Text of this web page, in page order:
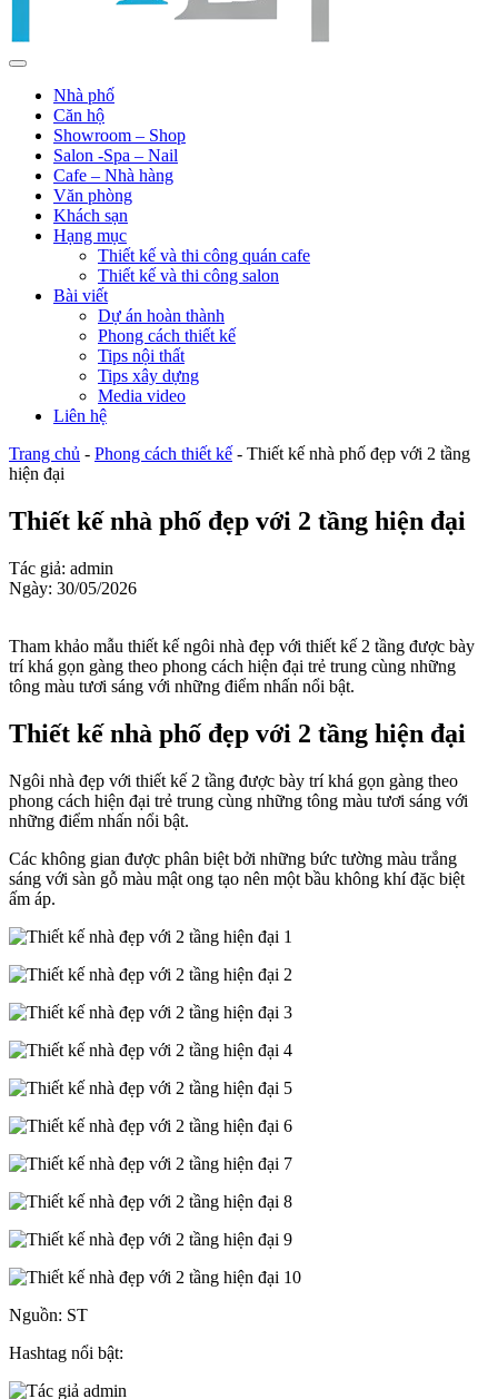
Nhà phố
Căn hộ
Showroom – Shop
Salon -Spa – Nail
Cafe – Nhà hàng
Văn phòng
Khách sạn
Hạng mục
Thiết kế và thi công quán cafe
Thiết kế và thi công salon
Bài viết
Dự án hoàn thành
Phong cách thiết kế
Tips nội thất
Tips xây dựng
Media video
Liên hệ
Trang chủ - Phong cách thiết kế - Thiết kế nhà phố đẹp với 2 tầng
hiện đại
Thiết kế nhà phố đẹp với 2 tầng hiện đại
Tác giả: admin
Ngày: 30/05/2026
Tham khảo mẫu thiết kế ngôi nhà đẹp với thiết kế 2 tầng được bày
trí khá gọn gàng theo phong cách hiện đại trẻ trung cùng những
tông màu tươi sáng với những điểm nhấn nổi bật.
Thiết kế nhà phố đẹp với 2 tầng hiện đại
Ngôi nhà đẹp với thiết kế 2 tầng được bày trí khá gọn gàng theo
phong cách hiện đại trẻ trung cùng những tông màu tươi sáng với
những điểm nhấn nổi bật.
Các không gian được phân biệt bởi những bức tường màu trắng
sáng với sàn gỗ màu mật ong tạo nên một bầu không khí đặc biệt
ấm áp.
Nguồn: ST
Hashtag nổi bật: